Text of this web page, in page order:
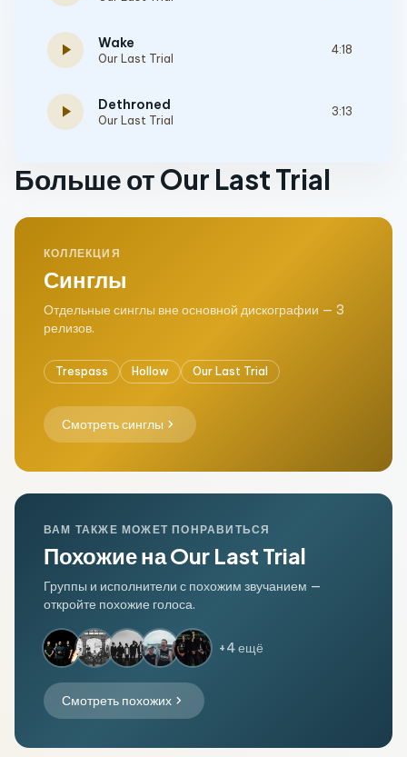
play_arrow Wake
Our Last Trial
4:18
play_arrow Dethroned
Our Last Trial
3:13
Больше от Our Last Trial
КОЛЛЕКЦИЯ
Синглы
Отдельные синглы вне основной дискографии — 3
релизов.
Trespass Hollow Our Last Trial
Смотреть синглы chevron_right
ВАМ ТАКЖЕ МОЖЕТ ПОНРАВИТЬСЯ
Похожие на Our Last Trial
Группы и исполнители с похожим звучанием —
откройте похожие голоса.
+4 ещё
Смотреть похожих chevron_right